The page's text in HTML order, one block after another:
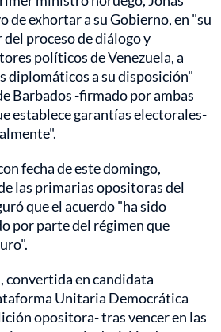
de exhortar a su Gobierno, en "su
proceso de diálogo y
políticos de Venezuela, a
diplomáticos a su disposición"
Barbados -firmado por ambas
establece garantías electorales-
fecha de este domingo,
las primarias opositoras del
que el acuerdo "ha sido
por parte del régimen que
convertida en candidata
Unitaria Democrática
opositora- tras vencer en las